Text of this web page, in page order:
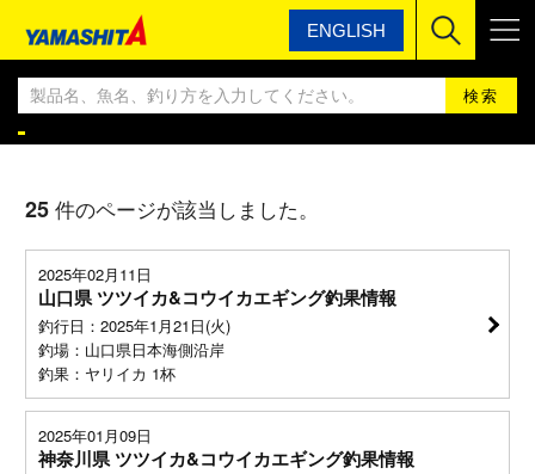
ENGLISH
ヤマシタ ヤマシタ釣果情報BLOG
ヤマシタ釣果情報
25 件のページが該当しました。
2025年02月11日
山口県 ツツイカ&コウイカエギング釣果情報
釣行日：2025年1月21日(火)
釣場：山口県日本海側沿岸
釣果：ヤリイカ 1杯
2025年01月09日
神奈川県 ツツイカ&コウイカエギング釣果情報